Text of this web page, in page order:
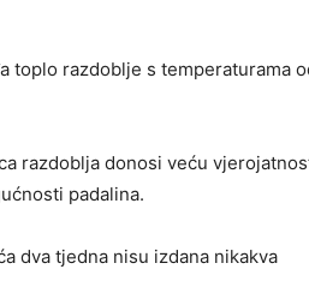
toplo razdoblje s temperaturama
razdoblja donosi veću
padalina.
dva tjedna nisu izdana nikakva